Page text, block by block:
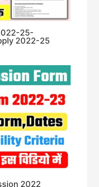
25-
2022-25
2022